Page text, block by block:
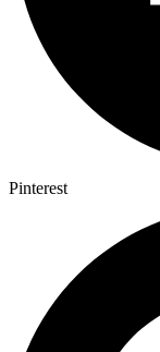
Pinterest